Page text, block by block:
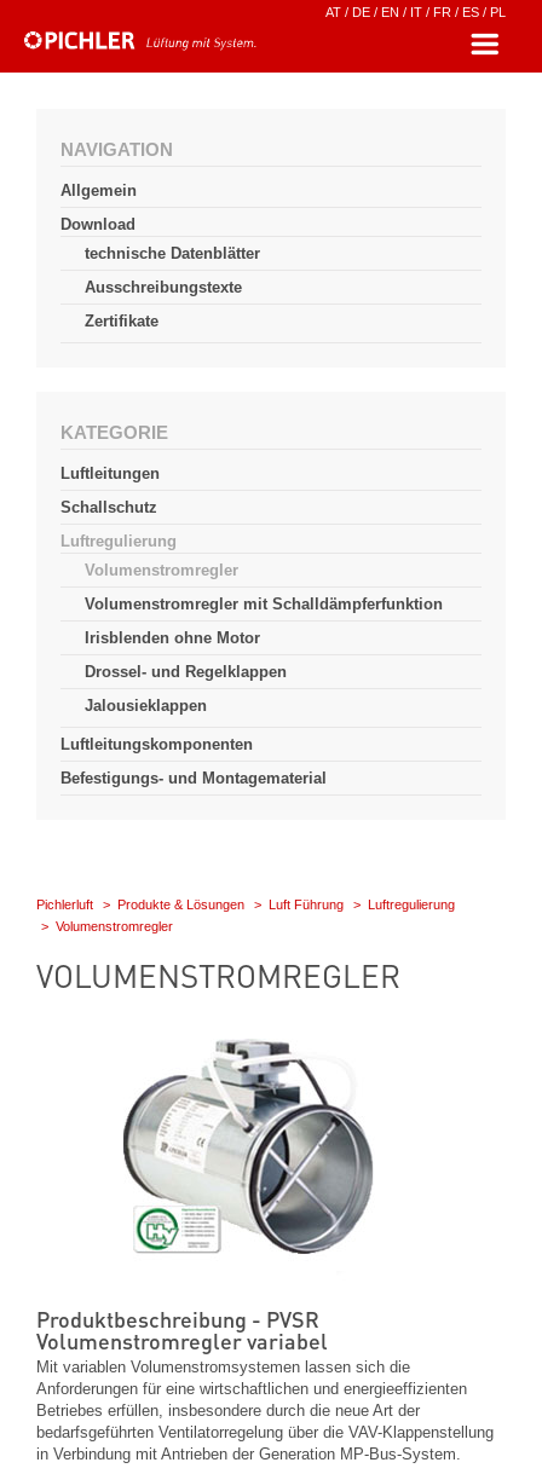
AT / DE / EN / IT / FR / ES / PL
NAVIGATION
Allgemein
Download
technische Datenblätter
Ausschreibungstexte
Zertifikate
KATEGORIE
Luftleitungen
Schallschutz
Luftregulierung
Volumenstromregler
Volumenstromregler mit Schalldämpferfunktion
Irisblenden ohne Motor
Drossel- und Regelklappen
Jalousieklappen
Luftleitungskomponenten
Befestigungs- und Montagematerial
Pichlerluft Produkte & Lösungen Luft Führung
Luftregulierung
Volumenstromregler
VOLUMENSTROMREGLER
Produktbeschreibung - PVSR
Volumenstromregler variabel
Mit variablen Volumenstromsystemen lassen sich die
Anforderungen für eine wirtschaftlichen und energieeffizienten
Betriebes erfüllen, insbesondere durch die neue Art der
bedarfsgeführten Ventilatorregelung über die VAV-Klappenstellung
in Verbindung mit Antrieben der Generation MP-Bus-System.